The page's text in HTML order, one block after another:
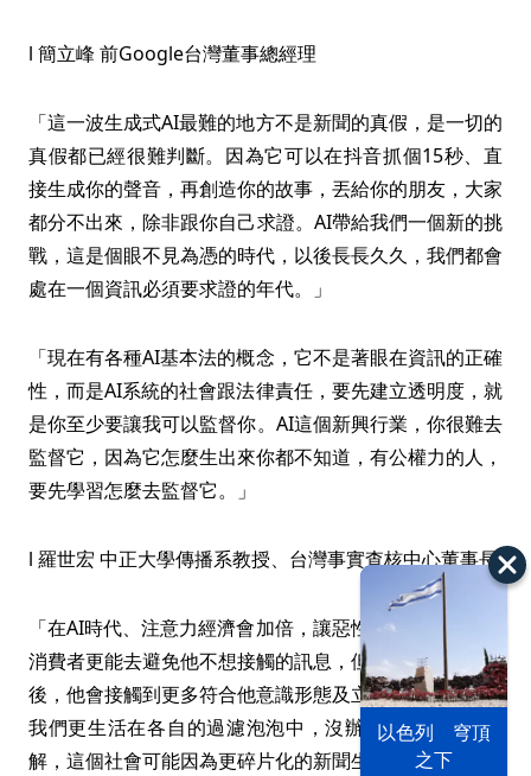
以色列 穹頂
之下
l 簡立峰 前Google台灣董事總經理
「這一波生成式AI最難的地方不是新聞的真假，是一切的
真假都已經很難判斷。因為它可以在抖音抓個15秒、直
接生成你的聲音，再創造你的故事，丟給你的朋友，大家
都分不出來，除非跟你自己求證。AI帶給我們一個新的挑
戰，這是個眼不見為憑的時代，以後長長久久，我們都會
處在一個資訊必須要求證的年代。」
「現在有各種AI基本法的概念，它不是著眼在資訊的正確
性，而是AI系統的社會跟法律責任，要先建立透明度，就
是你至少要讓我可以監督你。AI這個新興行業，你很難去
監督它，因為它怎麼生出來你都不知道，有公權力的人，
要先學習怎麼去監督它。」
l 羅世宏 中正大學傳播系教授、台灣事實查核中心董事長
「在AI時代、注意力經濟會加倍，讓惡性競爭更激烈，讓
消費者更能去避免他不想接觸的訊息，但客製化跟個性化
後，他會接觸到更多符合他意識形態及立場的內容，會讓
我們更生活在各自的過濾泡泡中，沒辦法對話或相互理
解，這個社會可能因為更碎片化的新聞生產跟消費，而更